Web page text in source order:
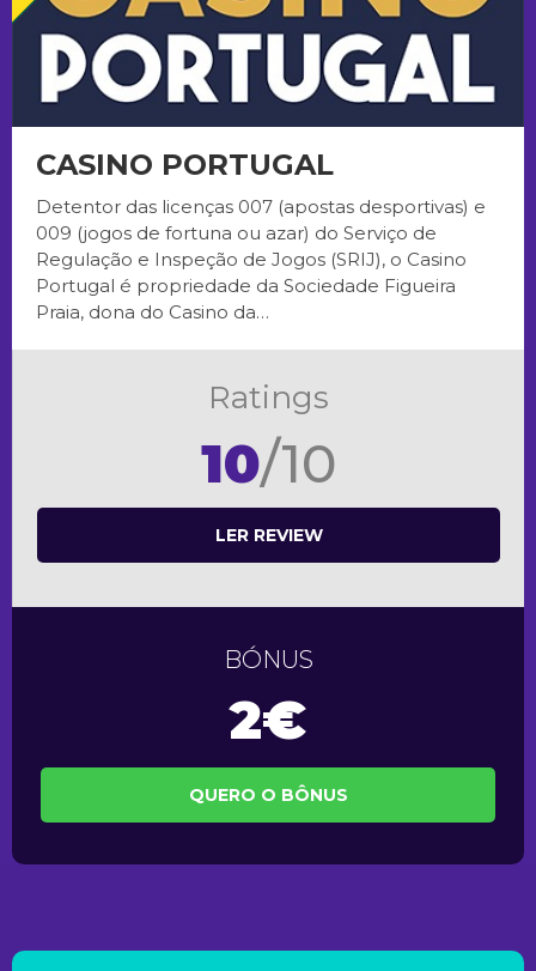
CASINO PORTUGAL
Detentor das licenças 007 (apostas desportivas) e
009 (jogos de fortuna ou azar) do Serviço de
Regulação e Inspeção de Jogos (SRIJ), o Casino
Portugal é propriedade da Sociedade Figueira
Praia, dona do Casino da…
Ratings
10/10
LER REVIEW
BÓNUS
2€
QUERO O BÔNUS